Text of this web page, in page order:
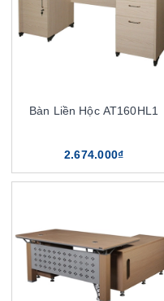
Bàn Liền Hộc AT160HL1
2.674.000₫